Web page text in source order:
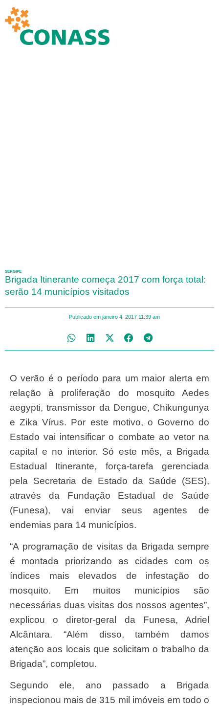
SERGIPE
Brigada Itinerante começa 2017 com força total:
serão 14 municípios visitados
Publicado em janeiro 4, 2017 11:39 am
O verão é o período para um maior alerta em
relação à proliferação do mosquito Aedes
aegypti, transmissor da Dengue, Chikungunya
e Zika Vírus. Por este motivo, o Governo do
Estado vai intensificar o combate ao vetor na
capital e no interior. Só este mês, a Brigada
Estadual Itinerante, força-tarefa gerenciada
pela Secretaria de Estado da Saúde (SES),
através da Fundação Estadual de Saúde
(Funesa), vai enviar seus agentes de
endemias para 14 municípios.
“A programação de visitas da Brigada sempre
é montada priorizando as cidades com os
índices mais elevados de infestação do
mosquito. Em muitos municípios são
necessárias duas visitas dos nossos agentes”,
explicou o diretor-geral da Funesa, Adriel
Alcântara. “Além disso, também damos
atenção aos locais que solicitam o trabalho da
Brigada”, completou.
Segundo ele, ano passado a Brigada
inspecionou mais de 315 mil imóveis em todo o